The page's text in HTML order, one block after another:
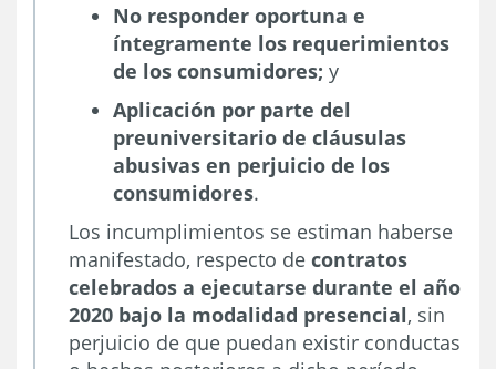
No responder oportuna e
íntegramente los requerimientos
de los consumidores; y
Aplicación por parte del
preuniversitario de cláusulas
abusivas en perjuicio de los
consumidores.
Los incumplimientos se estiman haberse
manifestado, respecto de contratos
celebrados a ejecutarse durante el año
2020 bajo la modalidad presencial, sin
perjuicio de que puedan existir conductas